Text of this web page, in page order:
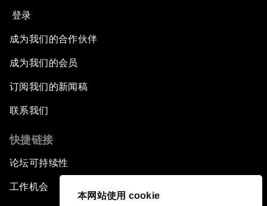
本网站使用 cookie
登录
成为我们的合作伙伴
成为我们的会员
订阅我们的新闻稿
联系我们
快捷链接
论坛可持续性
工作机会